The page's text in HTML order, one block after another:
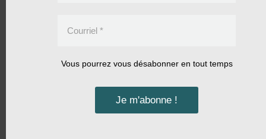
Courriel *
Vous pourrez vous désabonner en tout temps
Je m'abonne !